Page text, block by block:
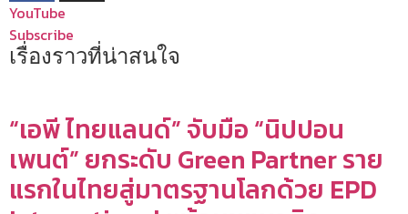
YouTube
Subscribe
เรื่องราวที่น่าสนใจ
“เอพี ไทยแลนด์” จับมือ “นิปปอน
เพนต์” ยกระดับ Green Partner ราย
แรกในไทยสู่มาตรฐานโลกด้วย EPD